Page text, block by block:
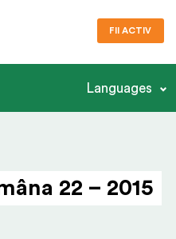
FII ACTIV
Languages
22 – 2015